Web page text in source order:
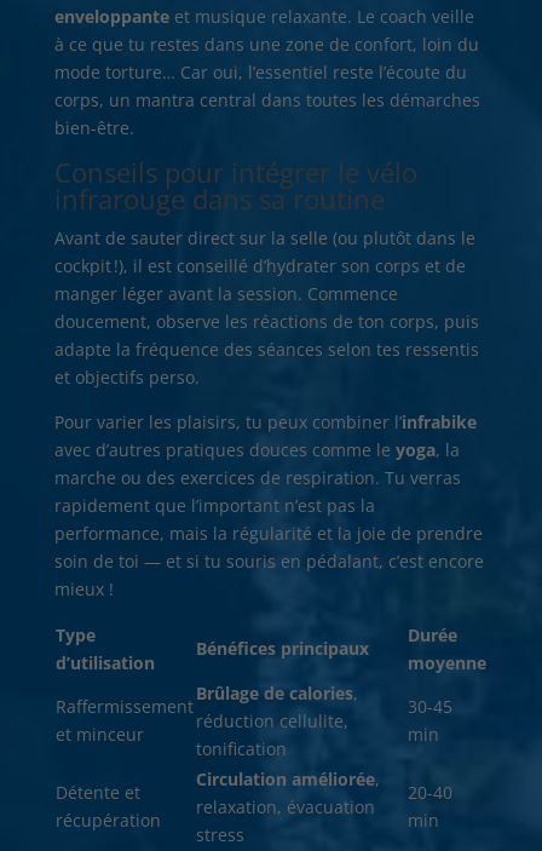
enveloppanteet musique relaxante. Le coach veille
à ce que tu restes dans une zone de confort, loin du
mode torture… Car oui, l’essentiel reste l’écoute du
corps, un mantra central dans toutes les démarches
bien-être.
Conseils pour intégrer le vélo
infrarouge dans sa routine
Avant de sauter direct sur la selle (ou plutôt dans le
cockpit !), il est conseillé d’hydrater son corps et de
manger léger avant la session. Commence
doucement, observe les réactions de ton corps, puis
adapte la fréquence des séances selon tes ressentis
et objectifs perso.
Pour varier les plaisirs, tu peux combiner l’infrabike
avec d’autres pratiques douces comme le yoga, la
marche ou des exercices de respiration. Tu verras
rapidement que l’important n’est pas la
performance, mais la régularité et la joie de prendre
soin de toi — et si tu souris en pédalant, c’est encore
mieux !
Type
d’utilisation
Bénéfices principaux
Durée
moyenne
Raffermissement
et minceur
Brûlage de calories,
réduction cellulite,
tonification
30-45
min
Détente et
récupération
Circulation améliorée,
relaxation, évacuation
stress
20-40
min